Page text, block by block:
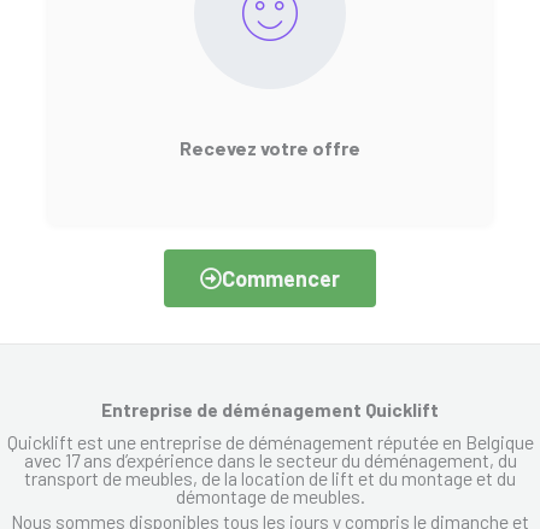
Recevez votre offre
Commencer
Entreprise de déménagement Quicklift
Quicklift est une entreprise de déménagement réputée en Belgique
avec 17 ans d’expérience dans le secteur du déménagement, du
transport de meubles, de la location de lift et du montage et du
démontage de meubles.
Nous sommes disponibles tous les jours y compris le dimanche et